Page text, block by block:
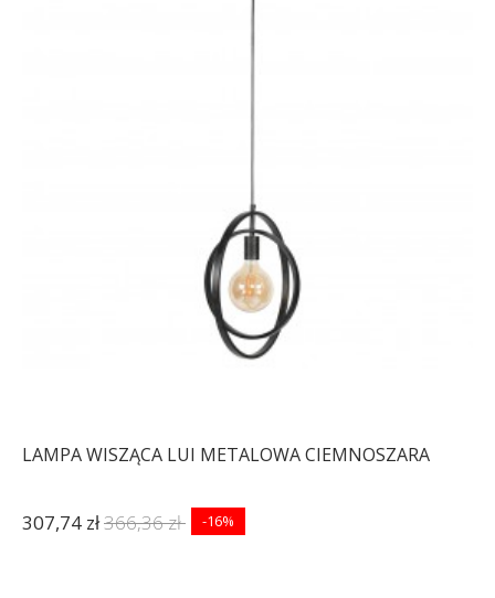
LAMPA WISZĄCA LUI METALOWA CIEMNOSZARA
307,74 zł366,36 zł -16%